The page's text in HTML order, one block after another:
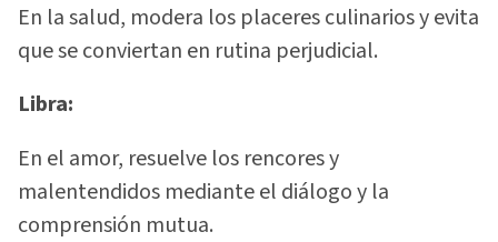
En la salud, modera los placeres culinarios y evita
que se conviertan en rutina perjudicial.
Libra:
En el amor, resuelve los rencores y
malentendidos mediante el diálogo y la
comprensión mutua.